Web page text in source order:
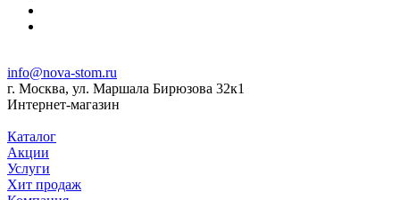
info@nova-stom.ru
г. Москва, ул. Маршала Бирюзова 32к1
Интернет-магазин
Каталог
Акции
Услуги
Хит продаж